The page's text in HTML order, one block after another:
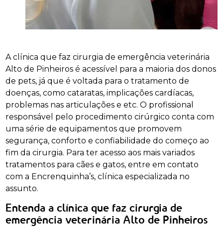
A clínica que faz cirurgia de emergência veterinária
Alto de Pinheiros é acessível para a maioria dos donos
de pets, já que é voltada para o tratamento de
doenças, como cataratas, implicações cardíacas,
problemas nas articulações e etc. O profissional
responsável pelo procedimento cirúrgico conta com
uma série de equipamentos que promovem
segurança, conforto e confiabilidade do começo ao
fim da cirurgia. Para ter acesso aos mais variados
tratamentos para cães e gatos, entre em contato
com a Encrenquinha’s, clínica especializada no
assunto.
Entenda a clínica que faz cirurgia de
emergência veterinária Alto de Pinheiros